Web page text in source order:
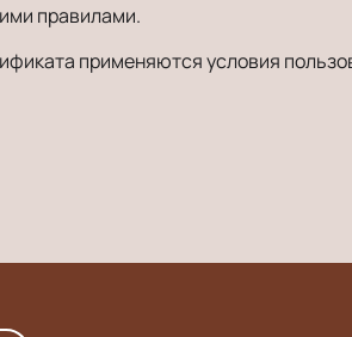
правилами.
применяются условия